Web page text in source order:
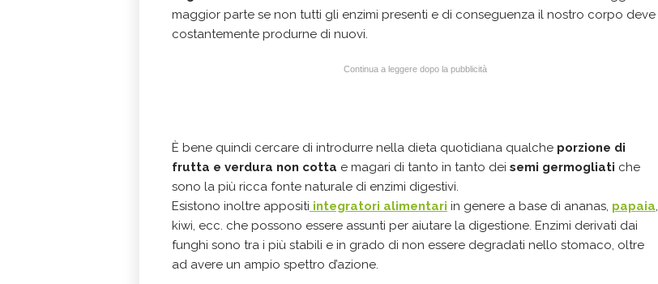
maggior parte se non tutti gli enzimi presenti e di conseguenza il nostro corpo deve
costantemente produrne di nuovi.
Continua a leggere dopo la pubblicità
È bene quindi cercare di introdurre nella dieta quotidiana qualche porzione di
frutta e verdura non cotta e magari di tanto in tanto dei semi germogliati che
sono la più ricca fonte naturale di enzimi digestivi.
Esistono inoltre appositi integratori alimentari in genere a base di ananas, papaia,
kiwi, ecc. che possono essere assunti per aiutare la digestione. Enzimi derivati dai
funghi sono tra i più stabili e in grado di non essere degradati nello stomaco, oltre
ad avere un ampio spettro d’azione.